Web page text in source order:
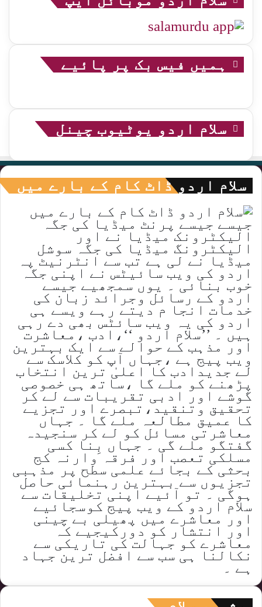
ہمیں فیس بک پر پائیے
سلام اردو یوٹیوب چینل
سلام اردو ڈاٹ کام کے بارے میں
جیسے جیسے پرنٹ میڈیا کی جگہ
الیکٹرونک میڈیا نے اور
الیکٹرونگ میڈیا کی جگہ سوشل
میڈیا نے لی ہے تب سے انٹرنیٹ پہ
اردو کی ویب سائیٹس نے اپنی جگہ
خوب بنائی ۔ یوں سمجھیے جیسے
اردو کے رسائل وجرائد زبان کی
خدمات انجا م دیتے رہے ویسے ہی
اردو کی یہ ویب سائٹس بھی دے رہی
ہیں ۔ ’’سلام اردو ‘‘،ادب ،معاشرت
اور مذہب کے حوالے سے ایک بہترین
ویب پیج ہے ،جہاں آپ کو کلاسک سے
لے جدیدادب کا اعلیٰ ترین انتخاب
پڑھنے کو ملے گا ،ساتھ ہی خصوصی
گوشے اور ادبی تقریبات سے لے کر
تحقیق وتنقید،تبصرے اور تجزیے
کا عمیق مطالعہ ملے گا ۔ جہاں
معاشرتی مسائل کو لے کر سنجیدہ
گفتگو ملے گی ۔ جہاں بِنا کسی
مسلکی تعصب اور فرقہ وارنہ کج
بحثی کے بجائے علمی سطح پر مذہبی
تجزیوں سے بہترین رہنمائی حاصل
ہوگی ۔ تو آئیے اپنی تخلیقات سے
سلام اردو کے ویب پیج کوسجائیے
اور معاشرے میں پھیلی بے چینی
اور انتشار کو دورکیجیے کہ
معاشرے کو جہالت کی تاریکی سے
نکالنا ہی سب سے افضل ترین جہاد
ہے ۔